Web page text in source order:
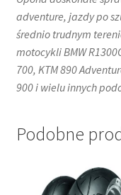
adventure, jazdy po
średnio trudnym
motocykli BMW
700, KTM 890
900 i wielu innych
Podobne